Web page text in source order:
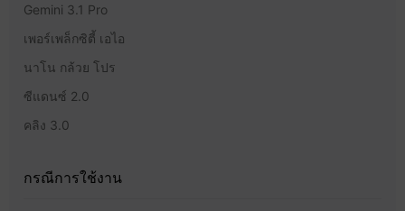
Gemini 3.1 Pro
เพอร์เพล็กซิตี้ เอไอ
นาโน กล้วย โปร
ซีแดนซ์ 2.0
คลิง 3.0
กรณีการใช้งาน